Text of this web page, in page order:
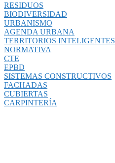
RESIDUOS
BIODIVERSIDAD
URBANISMO
AGENDA URBANA
TERRITORIOS INTELIGENTES
NORMATIVA
CTE
EPBD
SISTEMAS CONSTRUCTIVOS
FACHADAS
CUBIERTAS
CARPINTERÍA